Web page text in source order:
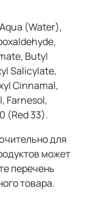
(Water),
Butyl
Salicylate,
Cinnamal,
Farnesol,
(Red 33).
для
может
перечень
товара.